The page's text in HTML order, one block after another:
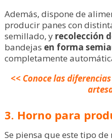
Además, dispone de
producir panes con
semillado, y recolección
bandejas en forma
completamente
<< Conoce las
3. Horno para
Se piensa que este tipo